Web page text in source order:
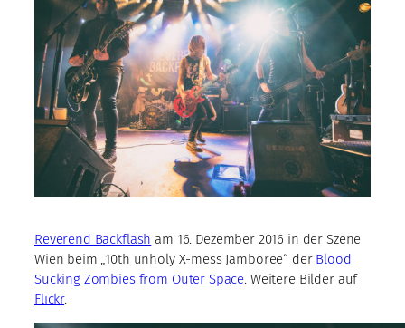
Reverend Backflash am 16. Dezember 2016 in der Szene
Wien beim „10th unholy X-mess Jamboree“ der Blood
Sucking Zombies from Outer Space. Weitere Bilder auf
Flickr.